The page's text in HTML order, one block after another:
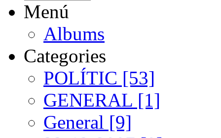
Menú
Albums
Categories
POLÍTIC [53]
GENERAL [1]
General [9]